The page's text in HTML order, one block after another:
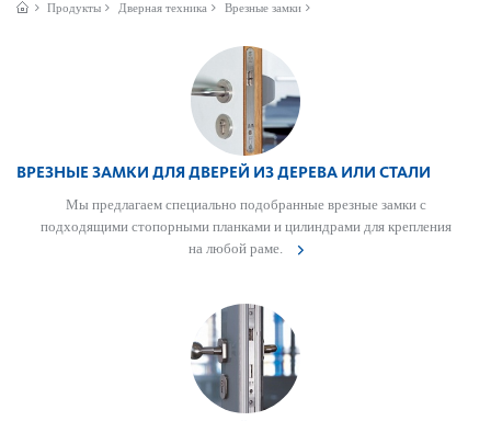
Продукты Дверная техника Врезные замки
ВРЕЗНЫЕ ЗАМКИ ДЛЯ ДВЕРЕЙ ИЗ ДЕРЕВА ИЛИ СТАЛИ
Мы предлагаем специально подоб­ранные врезные замки с
подходящими стопорными план­ками и цилиндрами для креп­ления
на любой раме.